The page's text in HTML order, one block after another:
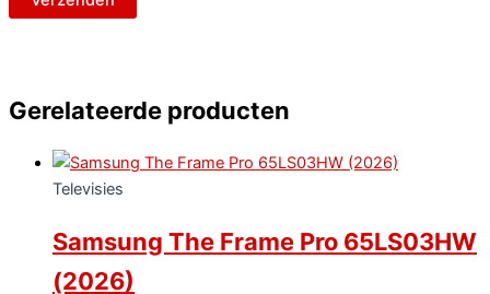
Gerelateerde producten
Televisies
Samsung The Frame Pro 65LS03HW
(2026)